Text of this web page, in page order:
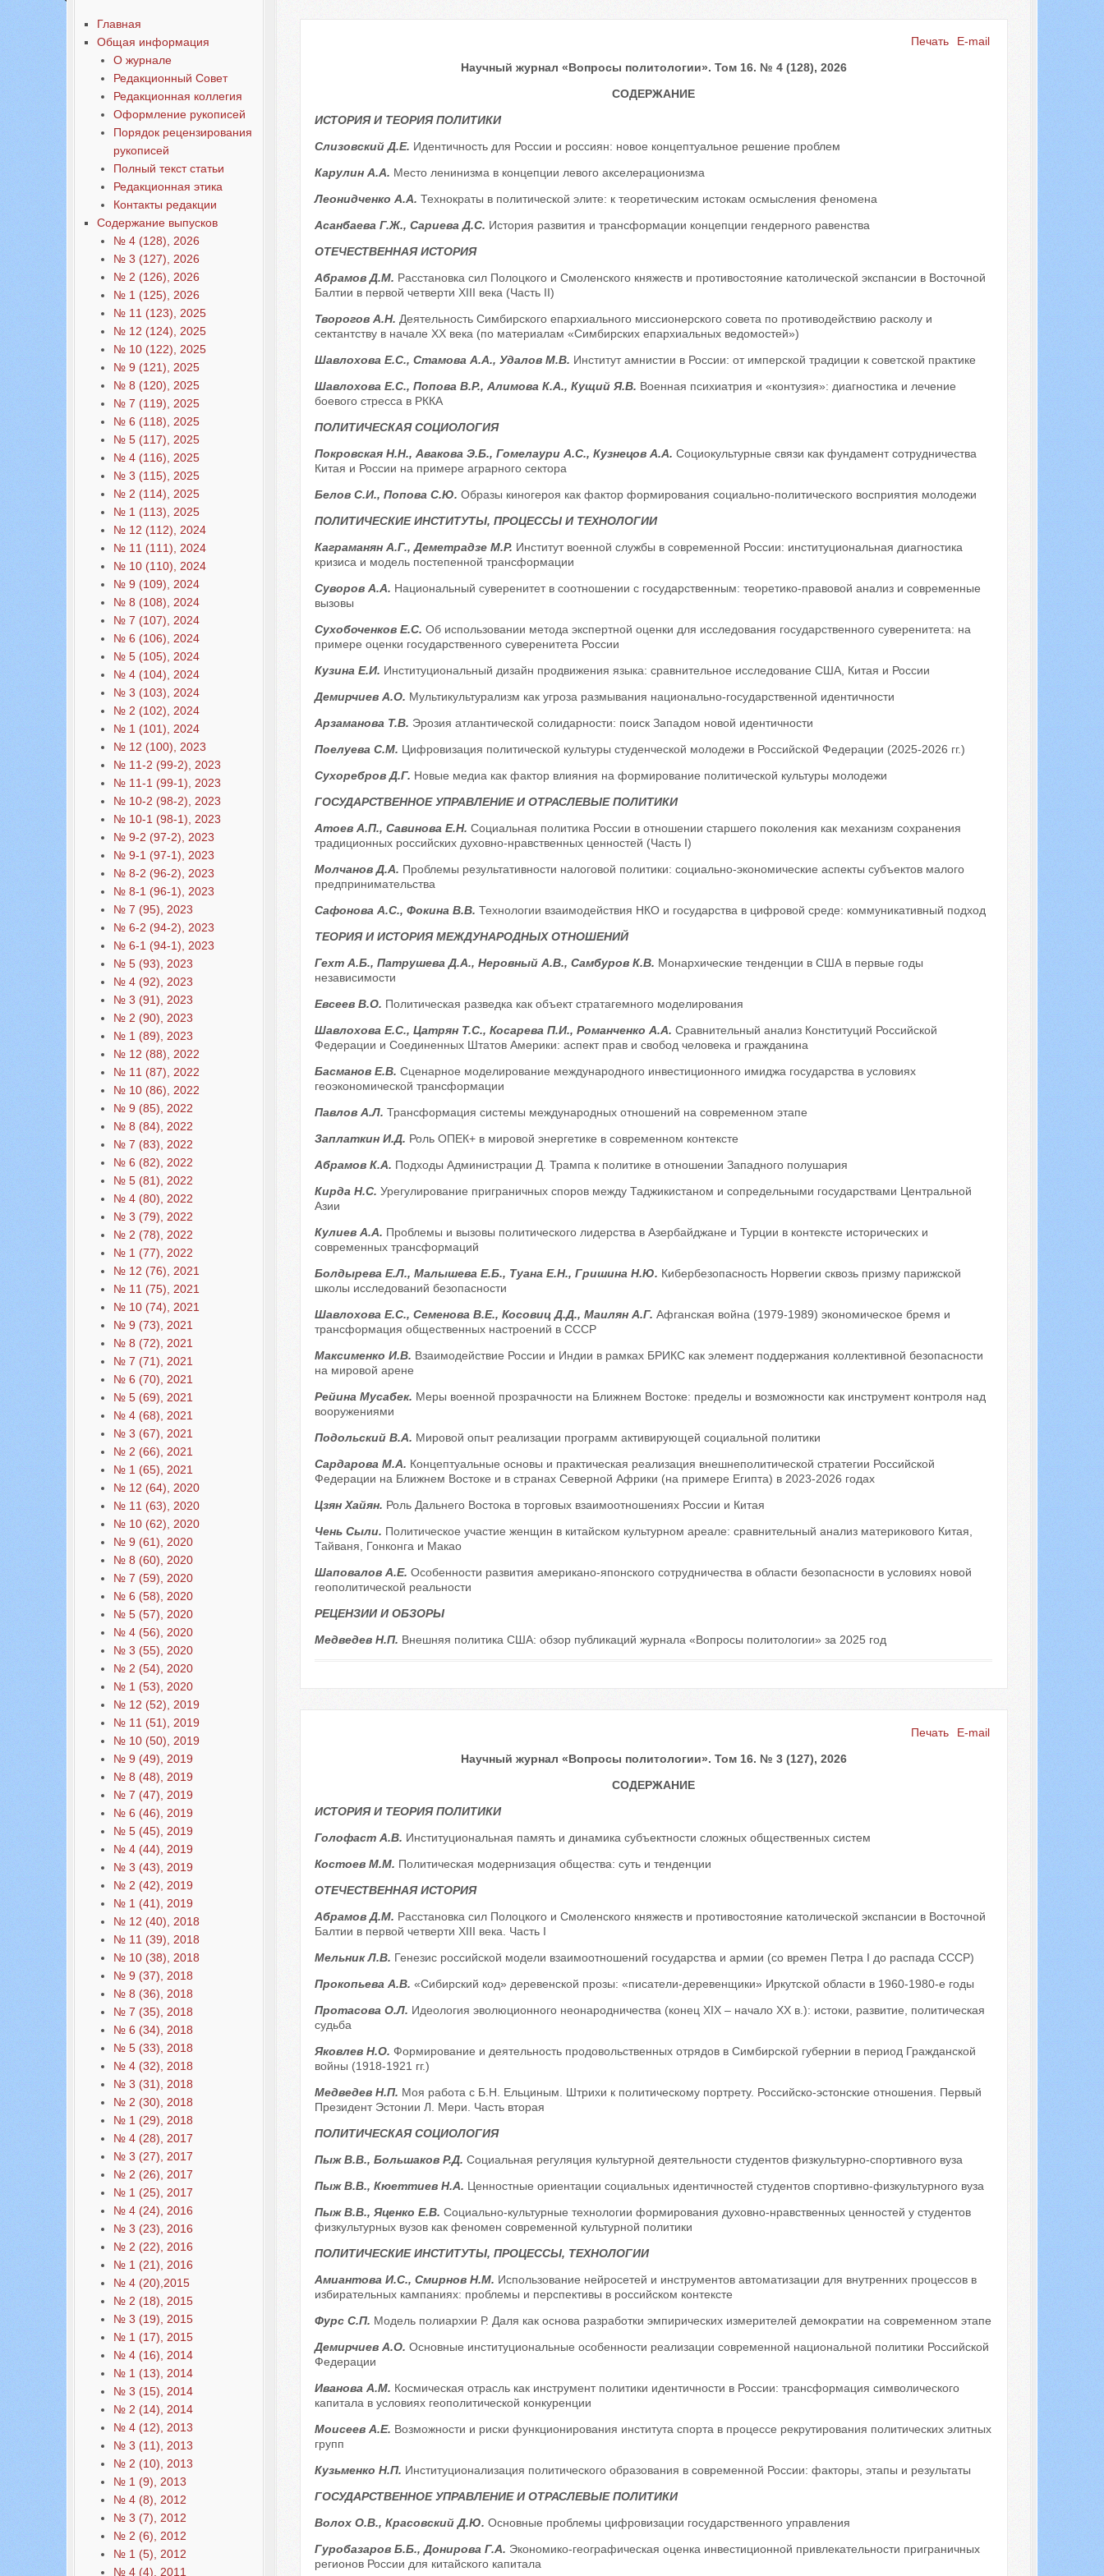
Главная
Общая информация
О журнале
Редакционный Совет
Редакционная коллегия
Оформление рукописей
Порядок рецензирования
рукописей
Полный текст статьи
Редакционная этика
Контакты редакции
Содержание выпусков
№ 4 (128), 2026
№ 3 (127), 2026
№ 2 (126), 2026
№ 1 (125), 2026
№ 11 (123), 2025
№ 12 (124), 2025
№ 10 (122), 2025
№ 9 (121), 2025
№ 8 (120), 2025
№ 7 (119), 2025
№ 6 (118), 2025
№ 5 (117), 2025
№ 4 (116), 2025
№ 3 (115), 2025
№ 2 (114), 2025
№ 1 (113), 2025
№ 12 (112), 2024
№ 11 (111), 2024
№ 10 (110), 2024
№ 9 (109), 2024
№ 8 (108), 2024
№ 7 (107), 2024
№ 6 (106), 2024
№ 5 (105), 2024
№ 4 (104), 2024
№ 3 (103), 2024
№ 2 (102), 2024
№ 1 (101), 2024
№ 12 (100), 2023
№ 11-2 (99-2), 2023
№ 11-1 (99-1), 2023
№ 10-2 (98-2), 2023
№ 10-1 (98-1), 2023
№ 9-2 (97-2), 2023
№ 9-1 (97-1), 2023
№ 8-2 (96-2), 2023
№ 8-1 (96-1), 2023
№ 7 (95), 2023
№ 6-2 (94-2), 2023
№ 6-1 (94-1), 2023
№ 5 (93), 2023
№ 4 (92), 2023
№ 3 (91), 2023
№ 2 (90), 2023
№ 1 (89), 2023
№ 12 (88), 2022
№ 11 (87), 2022
№ 10 (86), 2022
№ 9 (85), 2022
№ 8 (84), 2022
№ 7 (83), 2022
№ 6 (82), 2022
№ 5 (81), 2022
№ 4 (80), 2022
№ 3 (79), 2022
№ 2 (78), 2022
№ 1 (77), 2022
№ 12 (76), 2021
№ 11 (75), 2021
№ 10 (74), 2021
№ 9 (73), 2021
№ 8 (72), 2021
№ 7 (71), 2021
№ 6 (70), 2021
№ 5 (69), 2021
№ 4 (68), 2021
№ 3 (67), 2021
№ 2 (66), 2021
№ 1 (65), 2021
№ 12 (64), 2020
№ 11 (63), 2020
№ 10 (62), 2020
№ 9 (61), 2020
№ 8 (60), 2020
№ 7 (59), 2020
№ 6 (58), 2020
№ 5 (57), 2020
№ 4 (56), 2020
№ 3 (55), 2020
№ 2 (54), 2020
№ 1 (53), 2020
№ 12 (52), 2019
№ 11 (51), 2019
№ 10 (50), 2019
№ 9 (49), 2019
№ 8 (48), 2019
№ 7 (47), 2019
№ 6 (46), 2019
№ 5 (45), 2019
№ 4 (44), 2019
№ 3 (43), 2019
№ 2 (42), 2019
№ 1 (41), 2019
№ 12 (40), 2018
№ 11 (39), 2018
№ 10 (38), 2018
№ 9 (37), 2018
№ 8 (36), 2018
№ 7 (35), 2018
№ 6 (34), 2018
№ 5 (33), 2018
№ 4 (32), 2018
№ 3 (31), 2018
№ 2 (30), 2018
№ 1 (29), 2018
№ 4 (28), 2017
№ 3 (27), 2017
№ 2 (26), 2017
№ 1 (25), 2017
№ 4 (24), 2016
№ 3 (23), 2016
№ 2 (22), 2016
№ 1 (21), 2016
№ 4 (20),2015
№ 2 (18), 2015
№ 3 (19), 2015
№ 1 (17), 2015
№ 4 (16), 2014
№ 1 (13), 2014
№ 3 (15), 2014
№ 2 (14), 2014
№ 4 (12), 2013
№ 3 (11), 2013
№ 2 (10), 2013
№ 1 (9), 2013
№ 4 (8), 2012
№ 3 (7), 2012
№ 2 (6), 2012
№ 1 (5), 2012
№ 4 (4), 2011
Печать
E-mail
Научный журнал «Вопросы политологии». Том 16. № 4 (128), 2026
СОДЕРЖАНИЕ
ИСТОРИЯ И ТЕОРИЯ ПОЛИТИКИ
Слизовский Д.Е. Идентичность для России и россиян: новое концептуальное решение проблем
Карулин А.А. Место ленинизма в концепции левого акселерационизма
Леонидченко А.А. Технократы в политической элите: к теоретическим истокам осмысления феномена
Асанбаева Г.Ж., Сариева Д.С. История развития и трансформации концепции гендерного равенства
ОТЕЧЕСТВЕННАЯ ИСТОРИЯ
Абрамов Д.М. Расстановка сил Полоцкого и Смоленского княжеств и противостояние католической экспансии в Восточной
Балтии в первой четверти XIII века (Часть II)
Творогов А.Н. Деятельность Симбирского епархиального миссионерского совета по противодействию расколу и
сектантству в начале XX века (по материалам «Симбирских епархиальных ведомостей»)
Шавлохова Е.С., Стамова А.А., Удалов М.В. Институт амнистии в России: от имперской традиции к советской практике
Шавлохова Е.С., Попова В.Р., Алимова К.А., Кущий Я.В. Военная психиатрия и «контузия»: диагностика и лечение
боевого стресса в РККА
ПОЛИТИЧЕСКАЯ СОЦИОЛОГИЯ
Покровская Н.Н., Авакова Э.Б., Гомелаури А.С., Кузнецов А.А. Социокультурные связи как фундамент сотрудничества
Китая и России на примере аграрного сектора
Белов С.И., Попова С.Ю. Образы киногероя как фактор формирования социально-политического восприятия молодежи
ПОЛИТИЧЕСКИЕ ИНСТИТУТЫ, ПРОЦЕССЫ И ТЕХНОЛОГИИ
Каграманян А.Г., Деметрадзе М.Р. Институт военной службы в современной России: институциональная диагностика
кризиса и модель постепенной трансформации
Суворов А.А. Национальный суверенитет в соотношении с государственным: теоретико-правовой анализ и современные
вызовы
Сухобоченков Е.С. Об использовании метода экспертной оценки для исследования государственного суверенитета: на
примере оценки государственного суверенитета России
Кузина Е.И. Институциональный дизайн продвижения языка: сравнительное исследование США, Китая и России
Демирчиев А.О. Мультикультурализм как угроза размывания национально-государственной идентичности
Арзаманова Т.В. Эрозия атлантической солидарности: поиск Западом новой идентичности
Поелуева С.М. Цифровизация политической культуры студенческой молодежи в Российской Федерации (2025-2026 гг.)
Сухоребров Д.Г. Новые медиа как фактор влияния на формирование политической культуры молодежи
ГОСУДАРСТВЕННОЕ УПРАВЛЕНИЕ И ОТРАСЛЕВЫЕ ПОЛИТИКИ
Атоев А.П., Савинова Е.Н. Социальная политика России в отношении старшего поколения как механизм сохранения
традиционных российских духовно-нравственных ценностей (Часть I)
Молчанов Д.А. Проблемы результативности налоговой политики: социально-экономические аспекты субъектов малого
предпринимательства
Сафонова А.С., Фокина В.В. Технологии взаимодействия НКО и государства в цифровой среде: коммуникативный подход
ТЕОРИЯ И ИСТОРИЯ МЕЖДУНАРОДНЫХ ОТНОШЕНИЙ
Гехт А.Б., Патрушева Д.А., Неровный А.В., Самбуров К.В. Монархические тенденции в США в первые годы
независимости
Евсеев В.О. Политическая разведка как объект стратагемного моделирования
Шавлохова Е.С., Цатрян Т.С., Косарева П.И., Романченко А.А. Сравнительный анализ Конституций Российской
Федерации и Соединенных Штатов Америки: аспект прав и свобод человека и гражданина
Басманов Е.В. Сценарное моделирование международного инвестиционного имиджа государства в условиях
геоэкономической трансформации
Павлов А.Л. Трансформация системы международных отношений на современном этапе
Заплаткин И.Д. Роль ОПЕК+ в мировой энергетике в современном контексте
Абрамов К.А. Подходы Администрации Д. Трампа к политике в отношении Западного полушария
Кирда Н.С. Урегулирование приграничных споров между Таджикистаном и сопредельными государствами Центральной
Азии
Кулиев А.А. Проблемы и вызовы политического лидерства в Азербайджане и Турции в контексте исторических и
современных трансформаций
Болдырева Е.Л., Малышева Е.Б., Туана Е.Н., Гришина Н.Ю. Кибербезопасность Норвегии сквозь призму парижской
школы исследований безопасности
Шавлохова Е.С., Семенова В.Е., Косовиц Д.Д., Маилян А.Г. Афганская война (1979-1989) экономическое бремя и
трансформация общественных настроений в СССР
Максименко И.В. Взаимодействие России и Индии в рамках БРИКС как элемент поддержания коллективной безопасности
на мировой арене
Рейина Мусабек. Меры военной прозрачности на Ближнем Востоке: пределы и возможности как инструмент контроля над
вооружениями
Подольский В.А. Мировой опыт реализации программ активирующей социальной политики
Сардарова М.А. Концептуальные основы и практическая реализация внешнеполитической стратегии Российской
Федерации на Ближнем Востоке и в странах Северной Африки (на примере Египта) в 2023-2026 годах
Цзян Хайян. Роль Дальнего Востока в торговых взаимоотношениях России и Китая
Чень Сыли. Политическое участие женщин в китайском культурном ареале: сравнительный анализ материкового Китая,
Тайваня, Гонконга и Макао
Шаповалов А.Е. Особенности развития американо-японского сотрудничества в области безопасности в условиях новой
геополитической реальности
РЕЦЕНЗИИ И ОБЗОРЫ
Медведев Н.П. Внешняя политика США: обзор публикаций журнала «Вопросы политологии» за 2025 год
Печать
E-mail
Научный журнал «Вопросы политологии». Том 16. № 3 (127), 2026
СОДЕРЖАНИЕ
ИСТОРИЯ И ТЕОРИЯ ПОЛИТИКИ
Голофаст А.В. Институциональная память и динамика субъектности сложных общественных систем
Костоев М.М. Политическая модернизация общества: суть и тенденции
ОТЕЧЕСТВЕННАЯ ИСТОРИЯ
Абрамов Д.М. Расстановка сил Полоцкого и Смоленского княжеств и противостояние католической экспансии в Восточной
Балтии в первой четверти XIII века. Часть I
Мельник Л.В. Генезис российской модели взаимоотношений государства и армии (со времен Петра I до распада СССР)
Прокопьева А.В. «Сибирский код» деревенской прозы: «писатели-деревенщики» Иркутской области в 1960-1980-е годы
Протасова О.Л. Идеология эволюционного неонародничества (конец XIX – начало ХХ в.): истоки, развитие, политическая
судьба
Яковлев Н.О. Формирование и деятельность продовольственных отрядов в Симбирской губернии в период Гражданской
войны (1918-1921 гг.)
Медведев Н.П. Моя работа с Б.Н. Ельциным. Штрихи к политическому портрету. Российско-эстонские отношения. Первый
Президент Эстонии Л. Мери. Часть вторая
ПОЛИТИЧЕСКАЯ СОЦИОЛОГИЯ
Пыж В.В., Большаков Р.Д. Социальная регуляция культурной деятельности студентов физкультурно-спортивного вуза
Пыж В.В., Кюеттиев Н.А. Ценностные ориентации социальных идентичностей студентов спортивно-физкультурного вуза
Пыж В.В., Яценко Е.В. Социально-культурные технологии формирования духовно-нравственных ценностей у студентов
физкультурных вузов как феномен современной культурной политики
ПОЛИТИЧЕСКИЕ ИНСТИТУТЫ, ПРОЦЕССЫ, ТЕХНОЛОГИИ
Амиантова И.С., Смирнов Н.М. Использование нейросетей и инструментов автоматизации для внутренних процессов в
избирательных кампаниях: проблемы и перспективы в российском контексте
Фурс С.П. Модель полиархии Р. Даля как основа разработки эмпирических измерителей демократии на современном этапе
Демирчиев А.О. Основные институциональные особенности реализации современной национальной политики Российской
Федерации
Иванова А.М. Космическая отрасль как инструмент политики идентичности в России: трансформация символического
капитала в условиях геополитической конкуренции
Моисеев А.Е. Возможности и риски функционирования института спорта в процессе рекрутирования политических элитных
групп
Кузьменко Н.П. Институционализация политического образования в современной России: факторы, этапы и результаты
ГОСУДАРСТВЕННОЕ УПРАВЛЕНИЕ И ОТРАСЛЕВЫЕ ПОЛИТИКИ
Волох О.В., Красовский Д.Ю. Основные проблемы цифровизации государственного управления
Гуробазаров Б.Б., Донирова Г.А. Экономико-географическая оценка инвестиционной привлекательности приграничных
регионов России для китайского капитала